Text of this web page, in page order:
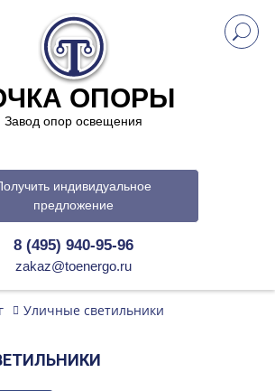
ОПОРЫ
Завод опор освещения
индивидуальное
предложение
8 (495) 940-95-96
zakaz@toenergo.ru
Уличные светильники